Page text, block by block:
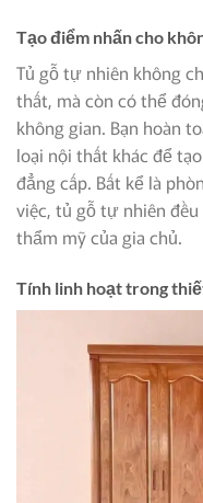
Tạo điểm nhấn cho
Tủ gỗ tự nhiên không
thất, mà còn có thể
không gian. Bạn hoàn
loại nội thất khác để
đẳng cấp. Bất kể là
việc, tủ gỗ tự nhiên
thẩm mỹ của gia chủ.
Tính linh hoạt trong